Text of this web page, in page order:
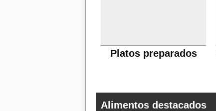
Platos preparados
Alimentos destacados